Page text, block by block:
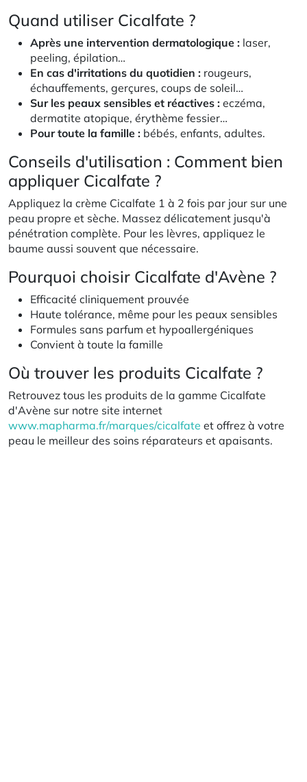
Quand utiliser Cicalfate ?
Après une intervention dermatologique : laser,
peeling, épilation…
En cas d'irritations du quotidien : rougeurs,
échauffements, gerçures, coups de soleil…
Sur les peaux sensibles et réactives : eczéma,
dermatite atopique, érythème fessier…
Pour toute la famille : bébés, enfants, adultes.
Conseils d'utilisation : Comment bien
appliquer Cicalfate ?
Appliquez la crème Cicalfate 1 à 2 fois par jour sur une
peau propre et sèche. Massez délicatement jusqu'à
pénétration complète. Pour les lèvres, appliquez le
baume aussi souvent que nécessaire.
Pourquoi choisir Cicalfate d'Avène ?
Efficacité cliniquement prouvée
Haute tolérance, même pour les peaux sensibles
Formules sans parfum et hypoallergéniques
Convient à toute la famille
Où trouver les produits Cicalfate ?
Retrouvez tous les produits de la gamme Cicalfate
d'Avène sur notre site internet
www.mapharma.fr/marques/cicalfate et offrez à votre
peau le meilleur des soins réparateurs et apaisants.